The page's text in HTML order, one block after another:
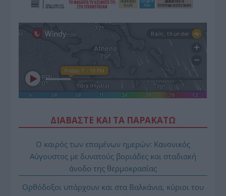
ΔΙΑΒΑΣΤΕ ΚΑΙ ΤΑ ΠΑΡΑΚΑΤΩ
Ο καιρός των επομένων ημερών: Κανονικός
Αύγουστος με δυνατούς βοριάδες και σταδιακή
άνοδο της θερμοκρασίας
Ορθόδοξοι υπάρχουν και στα Βαλκάνια, κύριοι του